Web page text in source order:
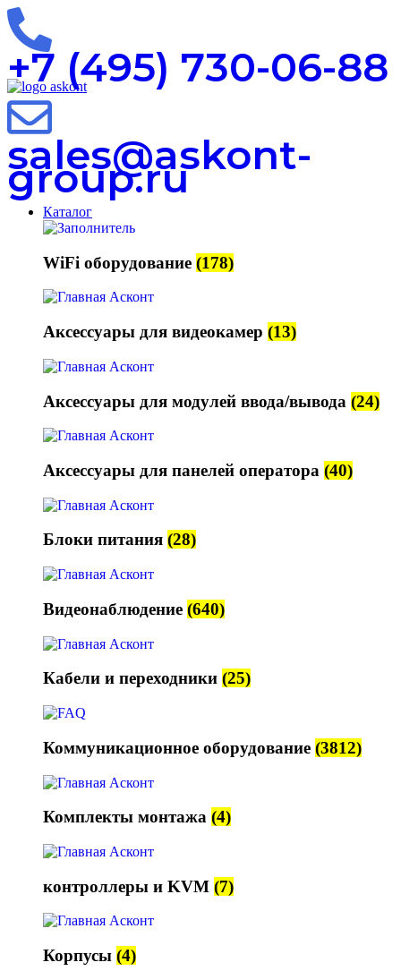
+7 (495) 730-06-88
sales@askont-
group.ru
Каталог
WiFi оборудование (178)
Аксессуары для видеокамер (13)
Аксессуары для модулей ввода/вывода (24)
Аксессуары для панелей оператора (40)
Блоки питания (28)
Видеонаблюдение (640)
Кабели и переходники (25)
Коммуникационное оборудование (3812)
Комплекты монтажа (4)
контроллеры и KVM (7)
Корпусы (4)